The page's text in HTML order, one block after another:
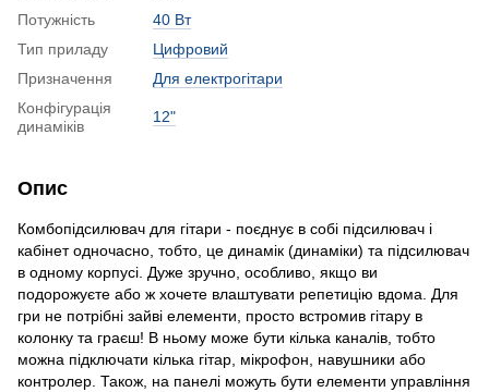
Потужність
40 Вт
Тип приладу
Цифровий
Призначення
Для електрогітари
Конфігурація
динаміків
12"
Опис
Комбопідсилювач для гітари - поєднує в собі підсилювач і
кабінет одночасно, тобто, це динамік (динаміки) та підсилювач
в одному корпусі. Дуже зручно, особливо, якщо ви
подорожуєте або ж хочете влаштувати репетицію вдома. Для
гри не потрібні зайві елементи, просто встромив гітару в
колонку та граєш! В ньому може бути кілька каналів, тобто
можна підключати кілька гітар, мікрофон, навушники або
контролер. Також, на панелі можуть бути елементи управління